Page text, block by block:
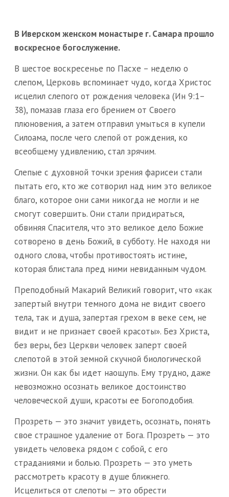
В Иверском женском монастыре г. Самара прошло
воскресное богослужение.
В шестое воскресенье по Пасхе – неделю о
слепом, Церковь вспоминает чудо, когда Христос
исцелил слепого от рождения человека (Ин 9:1–
38), помазав глаза его брением от Своего
плюновения, а затем отправил умыться в купели
Силоама, после чего слепой от рождения, ко
всеобщему удивлению, стал зрячим.
Слепые с духовной точки зрения фарисеи стали
пытать его, кто же сотворил над ним это великое
благо, которое они сами никогда не могли и не
смогут совершить. Они стали придираться,
обвиняя Спасителя, что это великое дело Божие
сотворено в день Божий, в субботу. Не находя ни
одного слова, чтобы противостоять истине,
которая блистала пред ними невиданным чудом.
Преподобный Макарий Великий говорит, что «как
запертый внутри темного дома не видит своего
тела, так и душа, запертая грехом в веке сем, не
видит и не признает своей красоты». Без Христа,
без веры, без Церкви человек заперт своей
слепотой в этой земной скучной биологической
жизни. Он как бы идет наощупь. Ему трудно, даже
невозможно осознать великое достоинство
человеческой души, красоты ее Богоподобия.
Прозреть — это значит увидеть, осознать, понять
свое страшное удаление от Бога. Прозреть — это
увидеть человека рядом с собой, с его
страданиями и болью. Прозреть — это уметь
рассмотреть красоту в душе ближнего.
Исцелиться от слепоты — это обрести